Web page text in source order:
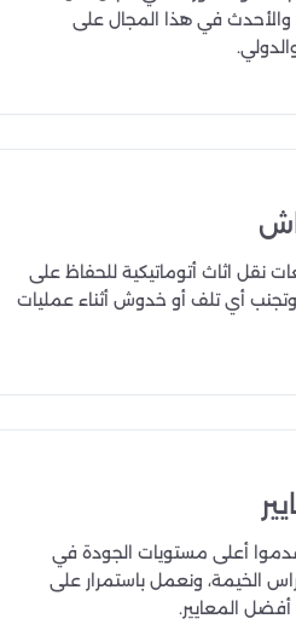
والأحدث في هذا المجال على
نقل اثاث أتوماتيكية للحفاظ على
أي تلف أو خدوش أثناء عمليات
قدموا أعلى مستويات الجودة في
الخيمة، ونعمل باستمرار على
أفضل المعايير.